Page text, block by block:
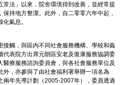
法」以來，院舍環境得到改善，並經常提
持地方整潔。此外，自二零零六年中起，
氣息。
接觸，與區內不同社會服務機構、學校和義
代表院方出席元朗區安老及復康服務協調委
醫療服務諮詢委員會，與各社會服務單位及
外，亦參與了由社會福利署舉辦一項名為
兩年先導計劃（2005-2007年），委員透過